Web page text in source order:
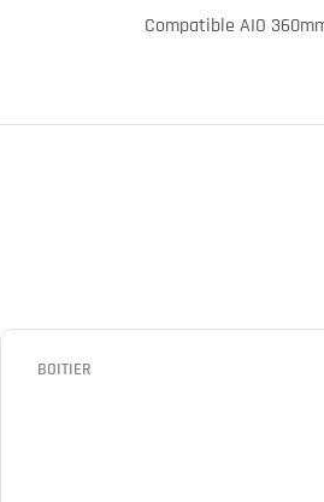
Compatible AIO
BOITIER